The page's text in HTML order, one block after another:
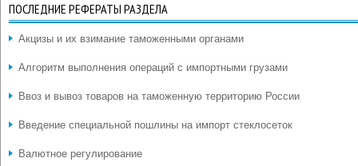
ПОСЛЕДНИЕ РЕФЕРАТЫ РАЗДЕЛА
Акцизы и их взимание таможенными органами
Алгоритм выполнения операций с импортными грузами
Ввоз и вывоз товаров на таможенную территорию России
Введение специальной пошлины на импорт стеклосеток
Валютное регулирование